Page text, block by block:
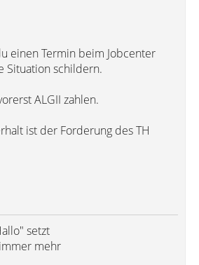
einen Termin beim Jobcenter
Situation schildern.
ALGII zahlen.
ist der Forderung des TH
setzt
mehr